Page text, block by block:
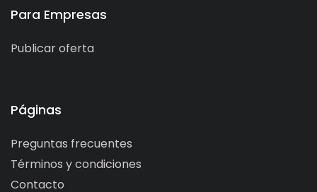
Para Empresas
Publicar oferta
Páginas
Preguntas frecuentes
Términos y condiciones
Contacto